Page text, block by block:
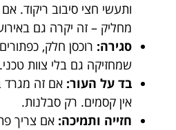
ותעשי חצי סיבוב ריקוד.
מחליק – זה יקרה גם
סגירה: רוכסן חלק,
שמחזיקה גם בלי צוות טכני.
בד על העור: אם זה מגרד
אין קסמים. רק סבלנות.
חזייה ותמיכה: אם צריך